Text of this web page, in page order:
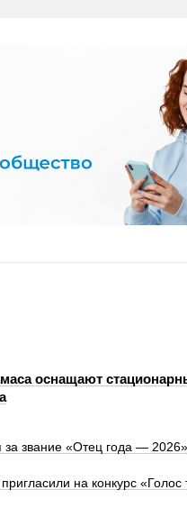
оснащают
за звание «Отец года — 2026»
на конкурс «Голос